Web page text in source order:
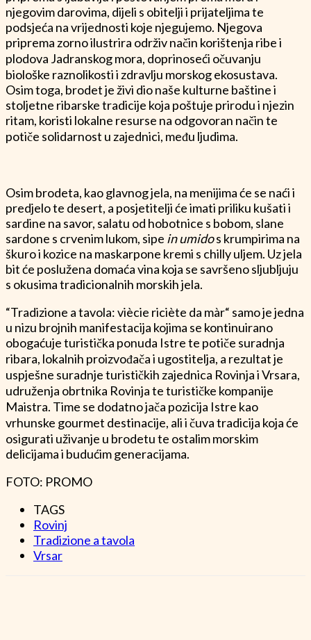
njegovim darovima, dijeli s obitelji i prijateljima te
podsjeća na vrijednosti koje njegujemo. Njegova
priprema zorno ilustrira održiv način korištenja ribe i
plodova Jadranskog mora, doprinoseći očuvanju
biološke raznolikosti i zdravlju morskog ekosustava.
Osim toga, brodet je živi dio naše kulturne baštine i
stoljetne ribarske tradicije koja poštuje prirodu i njezin
ritam, koristi lokalne resurse na odgovoran način te
potiče solidarnost u zajednici, među ljudima.
Osim brodeta, kao glavnog jela, na menijima će se naći i
predjelo te desert, a posjetitelji će imati priliku kušati i
sardine na savor, salatu od hobotnice s bobom, slane
sardone s crvenim lukom, sipe in umidos krumpirima na
škuro i kozice na maskarpone kremi s chilly uljem. Uz jela
bit će poslužena domaća vina koja se savršeno sljubljuju
s okusima tradicionalnih morskih jela.
“Tradizione a tavola: viècie riciète da màr“ samo je jedna
u nizu brojnih manifestacija kojima se kontinuirano
obogaćuje turistička ponuda Istre te potiče suradnja
ribara, lokalnih proizvođača i ugostitelja, a rezultat je
uspješne suradnje turističkih zajednica Rovinja i Vrsara,
udruženja obrtnika Rovinja te turističke kompanije
Maistra. Time se dodatno jača pozicija Istre kao
vrhunske gourmet destinacije, ali i čuva tradicija koja će
osigurati uživanje u brodetu te ostalim morskim
delicijama i budućim generacijama.
FOTO: PROMO
TAGS
Rovinj
Tradizione a tavola
Vrsar